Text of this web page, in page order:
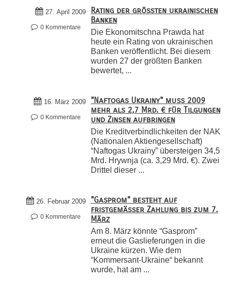
27. April 2009
0 Kommentare
Rating der größten ukrainischen
Banken
Die Ekonomitschna Prawda hat
heute ein Rating von ukrainischen
Banken veröffentlicht. Bei diesem
wurden 27 der größten Banken
bewertet, ...
16. März 2009
0 Kommentare
"Naftogas Ukrainy" muss 2009
mehr als 2,7 Mrd. € für Tilgungen
und Zinsen aufbringen
Die Kreditverbindlichkeiten der NAK
(Nationalen Aktiengesellschaft)
“Naftogas Ukrainy” übersteigen 34,5
Mrd. Hrywnja (ca. 3,29 Mrd. €). Zwei
Drittel dieser ...
26. Februar 2009
0 Kommentare
"Gasprom" besteht auf
fristgemäßer Zahlung bis zum 7.
März
Am 8. März könnte “Gasprom”
erneut die Gaslieferungen in die
Ukraine kürzen. Wie dem
“Kommersant-Ukraine“ bekannt
wurde, hat am ...